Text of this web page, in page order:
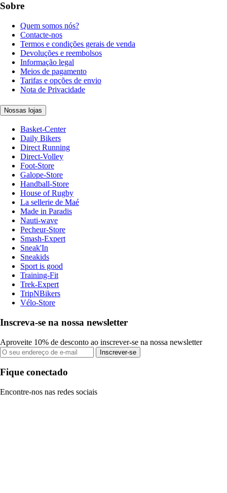
Sobre
Quem somos nós?
Contacte-nos
Termos e condições gerais de venda
Devoluções e reembolsos
Informação legal
Meios de pagamento
Tarifas e opções de envio
Nota de Privacidade
Nossas lojas
Basket-Center
Daily Bikers
Direct Running
Direct-Volley
Foot-Store
Galope-Store
Handball-Store
House of Rugby
La sellerie de Maé
Made in Paradis
Nauti-wave
Pecheur-Store
Smash-Expert
Sneak'In
Sneakids
Sport is good
Training-Fit
Trek-Expert
TripNBikers
Vélo-Store
Inscreva-se na nossa newsletter
Aproveite 10% de desconto ao inscrever-se na nossa newsletter
Inscrever-se
Fique conectado
Encontre-nos nas redes sociais